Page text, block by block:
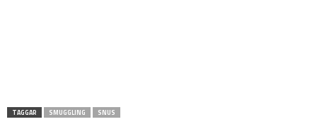
TAGGAR SMUGGLING SNUS